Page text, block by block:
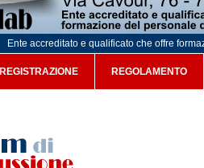
Ente accreditato e qualificato che offre
REGISTRAZIONE REGOLAMENTO